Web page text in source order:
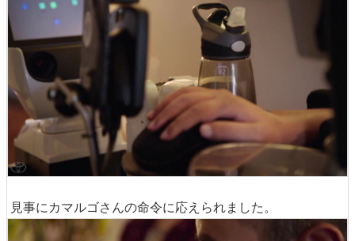
見事にカマルゴさんの命令に応えられました。